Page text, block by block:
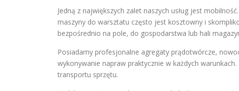
Jedną z największych zalet naszych usług jest
maszyny do warsztatu często jest kosztowny i
bezpośrednio na pole, do gospodarstwa lub hali
Posiadamy profesjonalne agregaty prądotwórcze,
wykonywanie napraw praktycznie w każdych
transportu sprzętu.